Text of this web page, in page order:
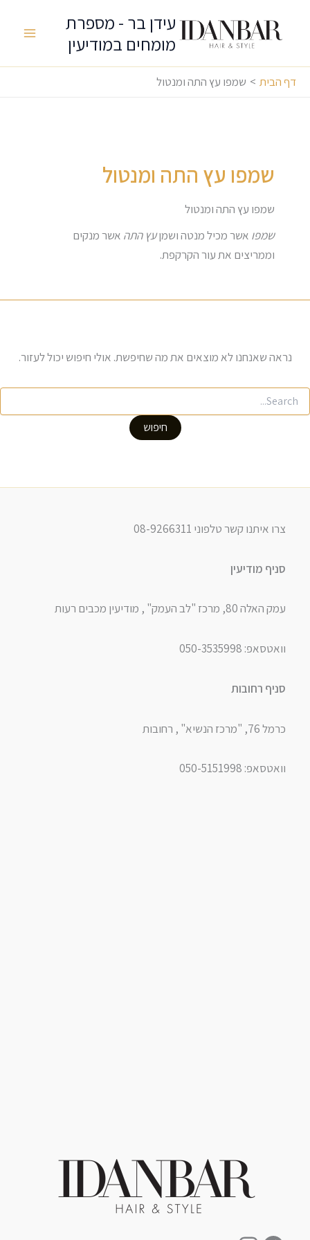
עידן בר - מספרת
מומחים במודיעין
דף הבית שמפו עץ התה ומנטול
שמפו עץ התה ומנטול
שמפו עץ התה ומנטול
שמפו אשר מכיל מנטה ושמןעץ התה אשר מנקים
וממריצים את עור הקרקפת.
נראה שאנחנו לא מוצאים את מה שחיפשת. אולי חיפוש יכול לעזור.
Search
צרו איתנו קשר טלפוני 08-9266311
סניף מודיעין
עמק האלה 80, מרכז "לב העמק" , מודיעין מכבים רעות
וואטסאפ: 050-3535998
סניף רחובות
כרמל 76, "מרכז הנשיא" , רחובות
וואטסאפ: 050-5151998